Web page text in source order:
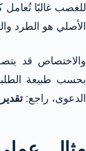
للغصب غالبًا
الأصلي هو الطرد
والاختصاص قد
بحسب طبيعة
الدعوى، راجع: